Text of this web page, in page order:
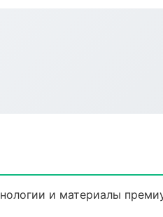
и материалы